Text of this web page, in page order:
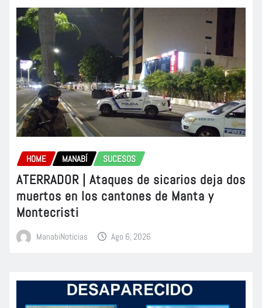
HOME MANABÍ SUCESOS
ATERRADOR | Ataques de sicarios deja dos
muertos en los cantones de Manta y
Montecristi
ManabiNoticias Ago 6, 2026